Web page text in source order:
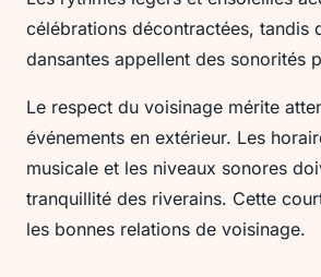
célébrations décontractées, tandis
dansantes appellent des sonorités
Le respect du voisinage mérite
événements en extérieur. Les
musicale et les niveaux sonores
tranquillité des riverains. Cette
les bonnes relations de voisinage.